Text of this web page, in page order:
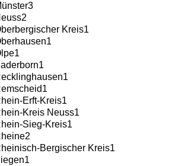
3
2
Kreis1
1
1
1
1
1
Erft-Kreis1
Kreis Neuss1
Sieg-Kreis1
2
Bergischer Kreis1
1